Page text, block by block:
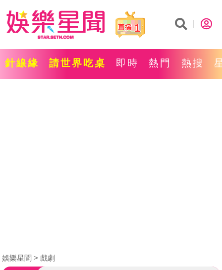
1
針線緣 請世界吃桌 即時 熱門 熱搜
娛樂星聞 戲劇